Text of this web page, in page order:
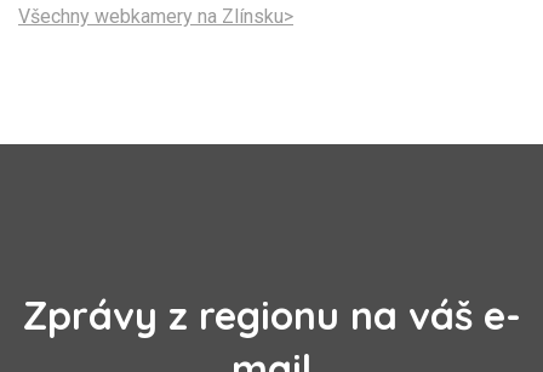
Všechny webkamery na Zlínsku>
Zprávy z regionu na váš e-